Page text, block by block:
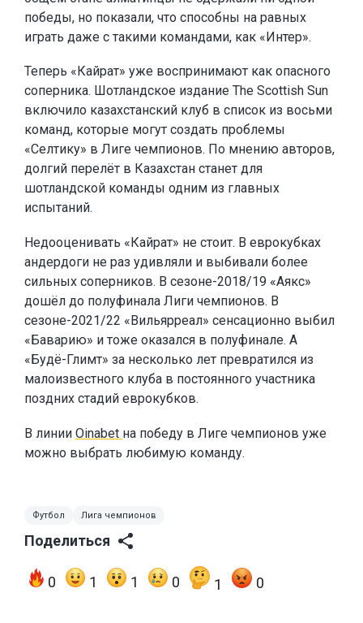
победы, но показали, что способны на равных
играть даже с такими командами, как «Интер».
Теперь «Кайрат» уже воспринимают как опасного
соперника. Шотландское издание The Scottish Sun
включило казахстанский клуб в список из восьми
команд, которые могут создать проблемы
«Селтику» в Лиге чемпионов. По мнению авторов,
долгий перелёт в Казахстан станет для
шотландской команды одним из главных
испытаний.
Недооценивать «Кайрат» не стоит. В еврокубках
андердоги не раз удивляли и выбивали более
сильных соперников. В сезоне-2018/19 «Аякс»
дошёл до полуфинала Лиги чемпионов. В
сезоне-2021/22 «Вильярреал» сенсационно выбил
«Баварию» и тоже оказался в полуфинале. А
«Будё-Глимт» за несколько лет превратился из
малоизвестного клуба в постоянного участника
поздних стадий еврокубков.
В линии Oinabet на победу в Лиге чемпионов уже
можно выбрать любимую команду.
Футбол Лига чемпионов
Поделиться
0 1 1 0 1 0